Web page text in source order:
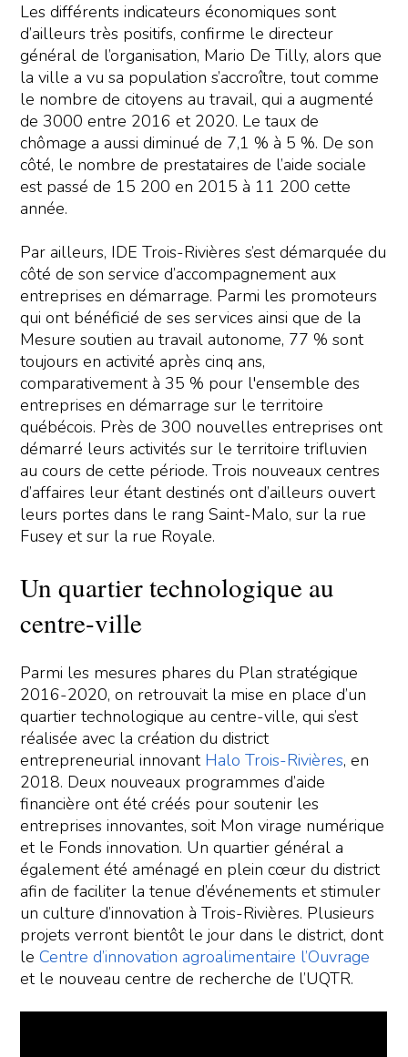
Les différents indicateurs économiques sont
d’ailleurs très positifs, confirme le directeur
général de l’organisation, Mario De Tilly, alors que
la ville a vu sa population s’accroître, tout comme
le nombre de citoyens au travail, qui a augmenté
de 3000 entre 2016 et 2020. Le taux de
chômage a aussi diminué de 7,1 % à 5 %. De son
côté, le nombre de prestataires de l’aide sociale
est passé de 15 200 en 2015 à 11 200 cette
année.
Par ailleurs, IDE Trois-Rivières s’est démarquée du
côté de son service d’accompagnement aux
entreprises en démarrage. Parmi les promoteurs
qui ont bénéficié de ses services ainsi que de la
Mesure soutien au travail autonome, 77 % sont
toujours en activité après cinq ans,
comparativement à 35 % pour l'ensemble des
entreprises en démarrage sur le territoire
québécois. Près de 300 nouvelles entreprises ont
démarré leurs activités sur le territoire trifluvien
au cours de cette période. Trois nouveaux centres
d’affaires leur étant destinés ont d’ailleurs ouvert
leurs portes dans le rang Saint-Malo, sur la rue
Fusey et sur la rue Royale.
Un quartier technologique au
centre-ville
Parmi les mesures phares du Plan stratégique
2016-2020, on retrouvait la mise en place d’un
quartier technologique au centre-ville, qui s’est
réalisée avec la création du district
entrepreneurial innovant Halo Trois-Rivières, en
2018. Deux nouveaux programmes d’aide
financière ont été créés pour soutenir les
entreprises innovantes, soit Mon virage numérique
et le Fonds innovation. Un quartier général a
également été aménagé en plein cœur du district
afin de faciliter la tenue d’événements et stimuler
un culture d’innovation à Trois-Rivières. Plusieurs
projets verront bientôt le jour dans le district, dont
leCentre d’innovation agroalimentaire l’Ouvrage
et le nouveau centre de recherche de l’UQTR.